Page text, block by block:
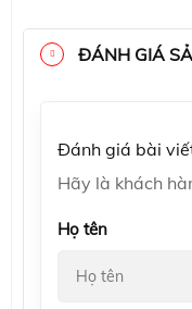
ĐÁNH GIÁ
Đánh giá bài
Hãy là khách
Họ tên